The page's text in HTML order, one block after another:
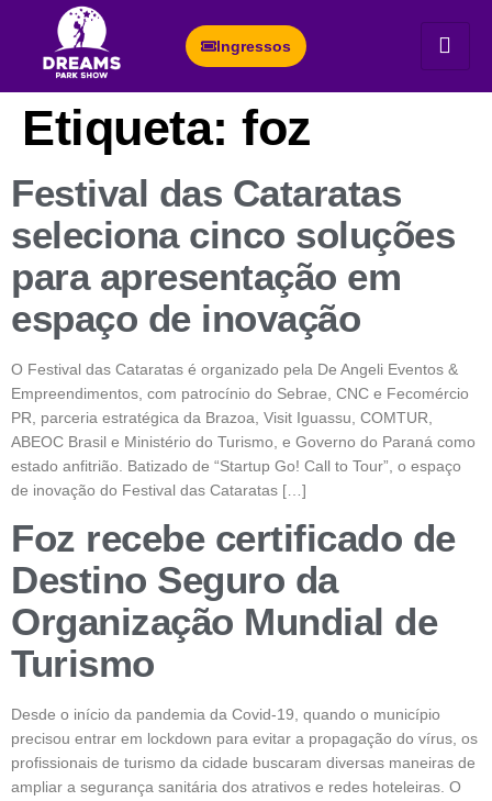
Ingressos
Etiqueta: foz
Festival das Cataratas
seleciona cinco soluções
para apresentação em
espaço de inovação
O Festival das Cataratas é organizado pela De Angeli Eventos &
Empreendimentos, com patrocínio do Sebrae, CNC e Fecomércio
PR, parceria estratégica da Brazoa, Visit Iguassu, COMTUR,
ABEOC Brasil e Ministério do Turismo, e Governo do Paraná como
estado anfitrião. Batizado de “Startup Go! Call to Tour”, o espaço
de inovação do Festival das Cataratas […]
Foz recebe certificado de
Destino Seguro da
Organização Mundial de
Turismo
Desde o início da pandemia da Covid-19, quando o município
precisou entrar em lockdown para evitar a propagação do vírus, os
profissionais de turismo da cidade buscaram diversas maneiras de
ampliar a segurança sanitária dos atrativos e redes hoteleiras. O